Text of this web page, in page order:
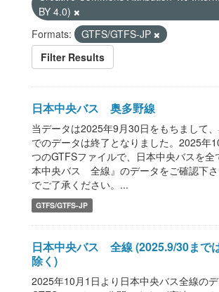
BY 4.0)
Formats:
GTFS/GTFS-JP
Filter Results
日本中央バス 奥多野線
当データは2025年9月30日をもちまして
でのデータは終了となりました。2025年
つのGTFSファイルで、日本中央バスを全
本中央バス 全線』のデータをご確認下
でご了承ください。...
GTFS/GTFS-JP
日本中央バス 全線 (2025.9/30まで
除く)
2025年10月1日より日本中央バス全線の